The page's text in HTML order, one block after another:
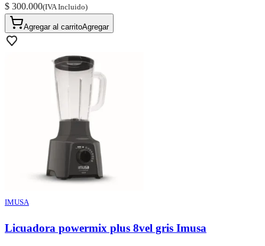
$ 300.000(IVA Incluido)
Agregar al carritoAgregar
IMUSA
Licuadora powermix plus 8vel gris Imusa